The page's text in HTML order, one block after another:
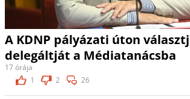
A KDNP pályázati úton
delegáltját a Médiatanácsba
17 órája
1
2 26